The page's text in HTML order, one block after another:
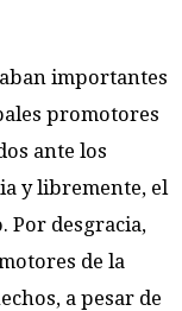
importantes
promotores
ante los
y libremente, el
Por desgracia,
de la
a pesar de